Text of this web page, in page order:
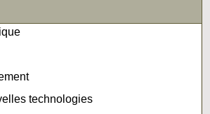
technologies